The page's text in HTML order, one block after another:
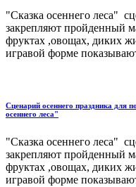
"Сказка осеннего леса"
закрепляют пройденный
фруктах ,овощах, диких
игравой форме
Сценарий осеннего праздника для
осеннего леса"
"Сказка осеннего леса"
закрепляют пройденный
фруктах ,овощах, диких
игравой форме